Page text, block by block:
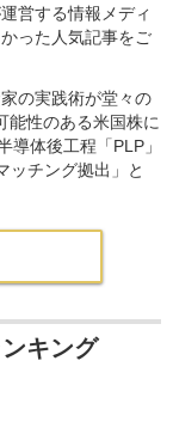
営する情報メディ
った人気記事をご
の実践術が堂々の
能性のある米国株に
体後工程「PLP」
ッチング拠出」と
キング